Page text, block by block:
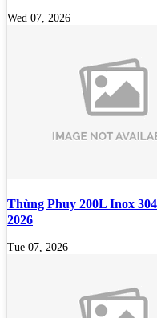
Wed 07, 2026
Thùng Phuy 200L Inox
2026
Tue 07, 2026